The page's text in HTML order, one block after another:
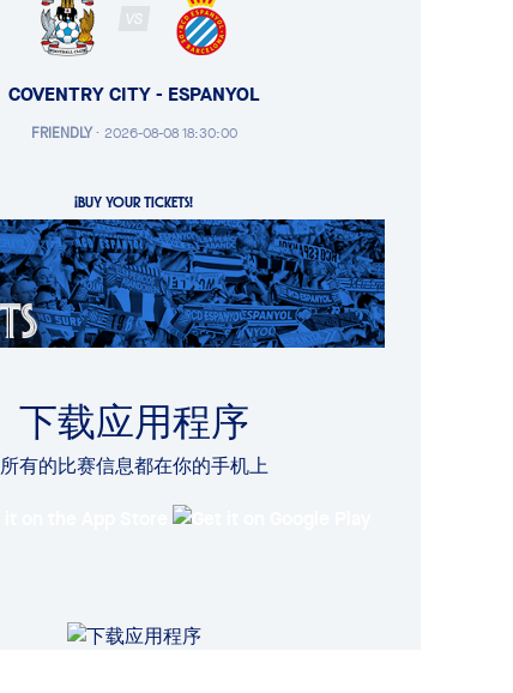
VS
COVENTRY CITY - ESPANYOL
FRIENDLY· 2026-08-08 18:30:00
¡BUY YOUR TICKETS!
下载应用程序
所有的比赛信息都在你的手机上